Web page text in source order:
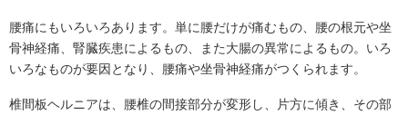
腰痛にもいろいろあります。単に腰だけが痛むもの、腰の根元や坐
骨神経痛、腎臓疾患によるもの、また大腸の異常によるもの。いろ
いろなものが要因となり、腰痛や坐骨神経痛がつくられます。
椎間板ヘルニアは、腰椎の間接部分が変形し、片方に傾き、その部